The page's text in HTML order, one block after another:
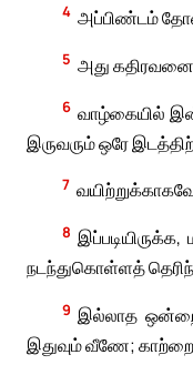
4 அப்பிண்டம்
5 அது
6 வாழ்கையில்
இருவரும் ஒரே
7
8
நடந்துகொள்ளத்
9 இல்லாத ஒன்றை
இதுவும் வீணே;